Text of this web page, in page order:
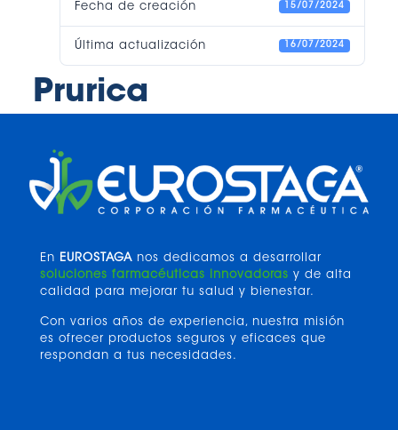
Fecha de creación 15/07/2024
Última actualización 16/07/2024
Prurica
En EUROSTAGA nos dedicamos a desarrollar
soluciones farmacéuticas innovadoras y de alta
calidad para mejorar tu salud y bienestar.
Con varios años de experiencia, nuestra misión
es ofrecer productos seguros y eficaces que
respondan a tus necesidades.